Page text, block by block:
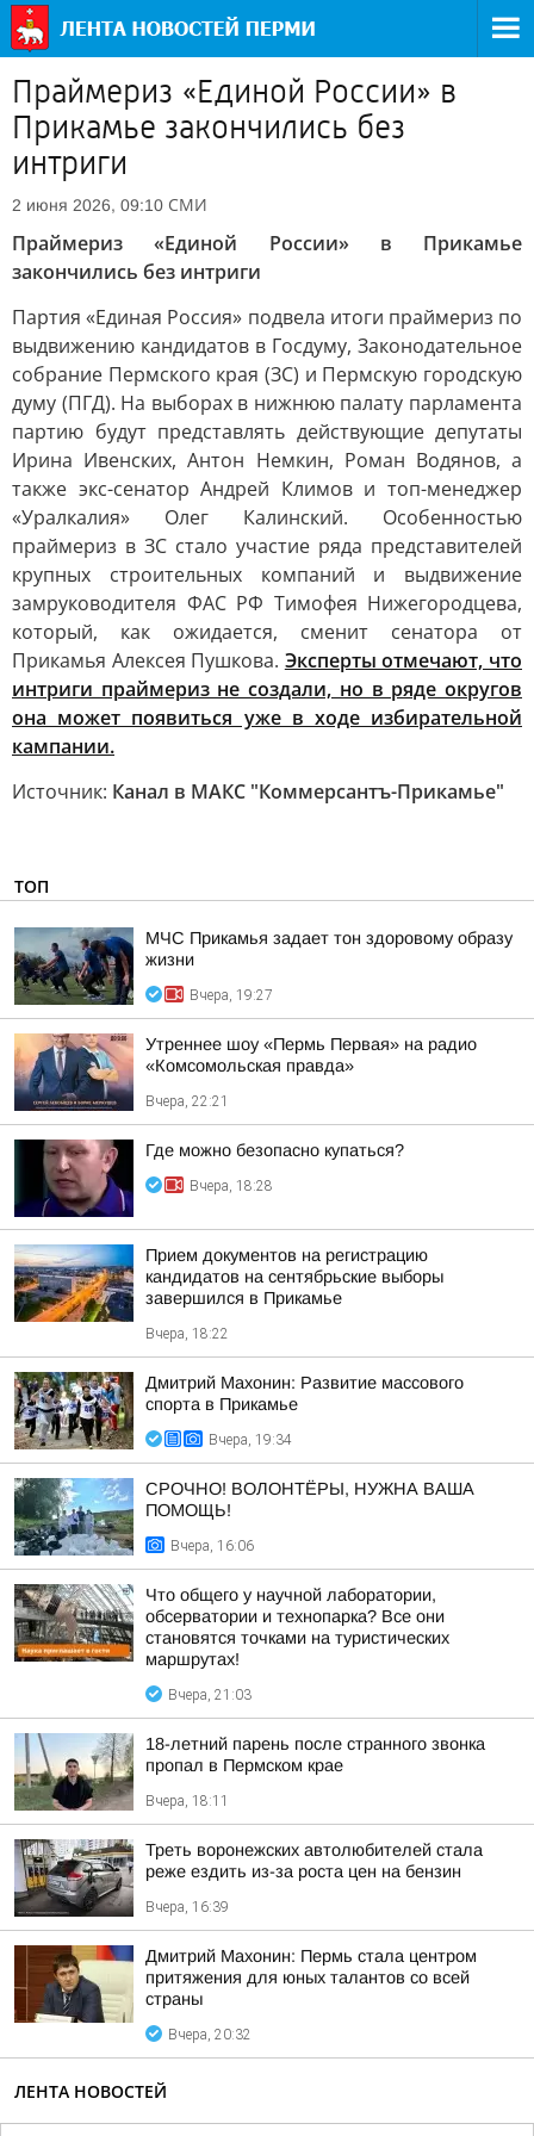
Праймериз «Единой России» в
Прикамье закончились без
интриги
2 июня 2026, 09:10 СМИ
Праймериз «Единой России» в Прикамье
закончились без интриги
Партия «Единая Россия» подвела итоги праймериз по
выдвижению кандидатов в Госдуму, Законодательное
собрание Пермского края (ЗС) и Пермскую городскую
думу (ПГД). На выборах в нижнюю палату парламента
партию будут представлять действующие депутаты
Ирина Ивенских, Антон Немкин, Роман Водянов, а
также экс-сенатор Андрей Климов и топ-менеджер
«Уралкалия» Олег Калинский. Особенностью
праймериз в ЗС стало участие ряда представителей
крупных строительных компаний и выдвижение
замруководителя ФАС РФ Тимофея Нижегородцева,
который, как ожидается, сменит сенатора от
Прикамья Алексея Пушкова. Эксперты отмечают, что
интриги праймериз не создали, но в ряде округов
она может появиться уже в ходе избирательной
кампании.
Источник: Канал в МАКС "Коммерсантъ-Прикамье"
ТОП
МЧС Прикамья задает тон здоровому образу
жизни
Вчера, 19:27
Утреннее шоу «Пермь Первая» на радио
«Комсомольская правда»
Вчера, 22:21
Где можно безопасно купаться?
Вчера, 18:28
Прием документов на регистрацию
кандидатов на сентябрьские выборы
завершился в Прикамье
Вчера, 18:22
Дмитрий Махонин: Развитие массового
спорта в Прикамье
Вчера, 19:34
СРОЧНО! ВОЛОНТЁРЫ, НУЖНА ВАША
ПОМОЩЬ!
Вчера, 16:06
Что общего у научной лаборатории,
обсерватории и технопарка? Все они
становятся точками на туристических
маршрутах!
Вчера, 21:03
18-летний парень после странного звонка
пропал в Пермском крае
Вчера, 18:11
Треть воронежских автолюбителей стала
реже ездить из-за роста цен на бензин
Вчера, 16:39
Дмитрий Махонин: Пермь стала центром
притяжения для юных талантов со всей
страны
Вчера, 20:32
ЛЕНТА НОВОСТЕЙ